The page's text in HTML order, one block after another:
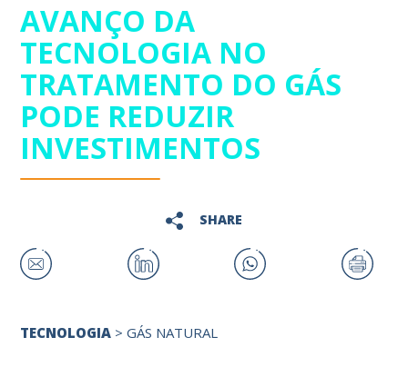
AVANÇO DA
TECNOLOGIA NO
TRATAMENTO DO GÁS
PODE REDUZIR
INVESTIMENTOS
SHARE
TECNOLOGIA >GÁS NATURAL